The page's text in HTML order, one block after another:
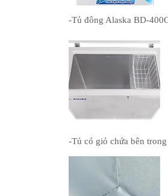
-Tủ đông Alaska BD-
-Tủ có giỏ chứa bên